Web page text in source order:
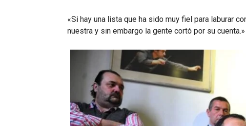
«Si hay una lista que ha sido muy fiel para laburar
nuestra y sin embargo la gente cortó por su cuenta.»